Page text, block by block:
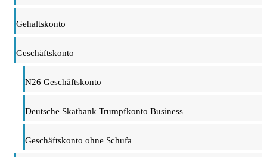
Gehaltskonto
Geschäftskonto
N26 Geschäftskonto
Deutsche Skatbank Trumpfkonto Business
Geschäftskonto ohne Schufa